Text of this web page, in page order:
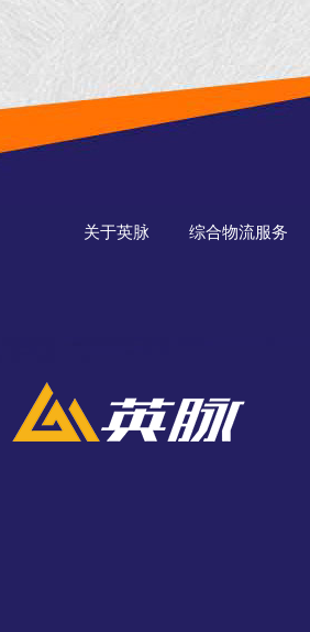
关于英脉 综合物流服务